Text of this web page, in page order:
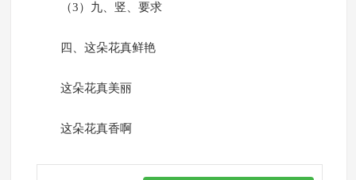
（3）九、竖、要求
四、这朵花真鲜艳
这朵花真美丽
这朵花真香啊